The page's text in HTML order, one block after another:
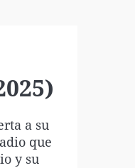
a su
que
y su